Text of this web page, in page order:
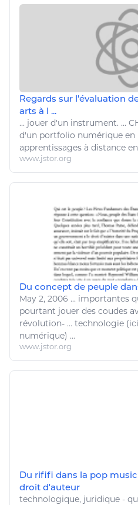
Regards sur l'évaluation
arts à l ...
... jouer d'un instrument. ...
d'un portfolio numérique en
apprentissages à distance
www.jstor.org
Du concept de peuple
May 2, 2006 ... importantes
pourtant jouer des coudes
révolution- ... technologie
numérique) ...
www.jstor.org
Du rififi dans la pop
droit d'auteur
technologique, juridique -